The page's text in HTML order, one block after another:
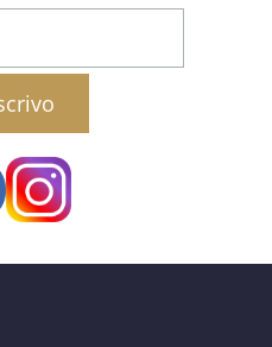
email